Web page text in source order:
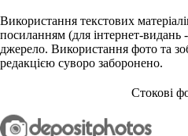
Використання текстових
посиланням (для інтернет-видань
джерело. Використання фото та
редакцією суворо заборонено.
Стокові